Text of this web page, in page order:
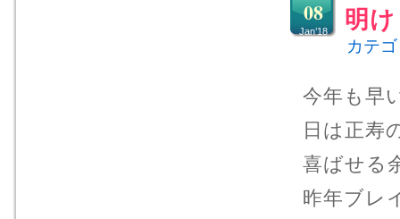
明
08
Jan’18
カテ
今年も早
日は正寿
喜ばせる
昨年ブレ